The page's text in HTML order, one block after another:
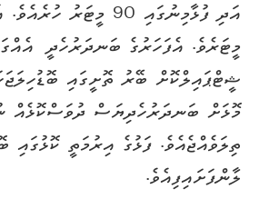
މީޓަރެވެ. އެފަހަރުގެ ބަނދަރުހެދީ
ޝީޓްޕައިލްކޮށް ބޭރު ތޮށީގައި
މޮޅަށް ބަނދަރުހެދިޔަސް ދުވަސްކޮޅެއް
ތިލަވެއްޖެއެވެ. ފަޅުގެ އިރުމަތީ ކޮޅުގައި
ލާންފަށައިފިއެވެ.